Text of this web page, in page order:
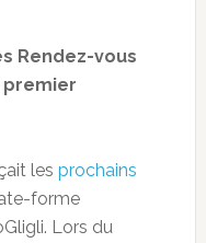
Rendez-vous
premier
les prochains
forme
Lors du